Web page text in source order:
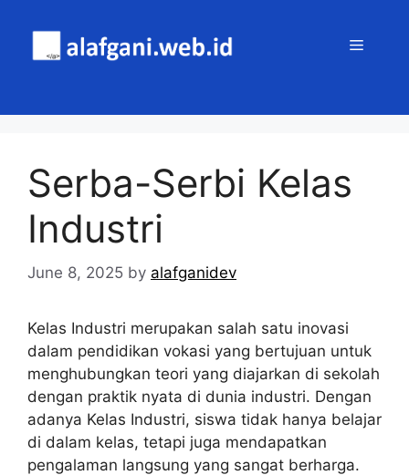
content
MENU
Serba-Serbi Kelas
Industri
June 8, 2025 by alafganidev
Kelas Industri merupakan salah satu inovasi
dalam pendidikan vokasi yang bertujuan untuk
menghubungkan teori yang diajarkan di sekolah
dengan praktik nyata di dunia industri. Dengan
adanya Kelas Industri, siswa tidak hanya belajar
di dalam kelas, tetapi juga mendapatkan
pengalaman langsung yang sangat berharga.